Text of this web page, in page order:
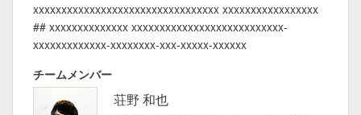
xxxxxxxxxxxxxxxxxxxxxxxxxxxxxxxxx xxxxxxxxxxxxxxxxx
## xxxxxxxxxxxxxx xxxxxxxxxxxxxxxxxxxxxxxxxxx-
xxxxxxxxxxxxx-xxxxxxxx-xxx-xxxxx-xxxxxx
チームメンバー
荘野 和也